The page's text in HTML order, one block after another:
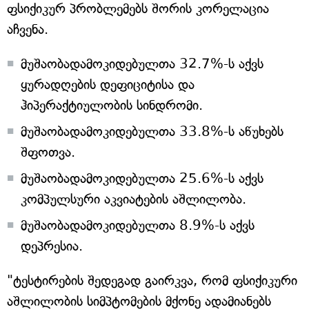
ფსიქიკურ პრობლემებს შორის კორელაცია
აჩვენა.
მუშაობადამოკიდებულთა 32.7%-ს აქვს
ყურადღების დეფიციტისა და
ჰიპერაქტიულობის სინდრომი.
მუშაობადამოკიდებულთა 33.8%-ს აწუხებს
შფოთვა.
მუშაობადამოკიდებულთა 25.6%-ს აქვს
კომპულსური აკვიატების აშლილობა.
მუშაობადამოკიდებულთა 8.9%-ს აქვს
დეპრესია.
"ტესტირების შედეგად გაირკვა, რომ ფსიქიკური
აშლილობის სიმპტომების მქონე ადამიანებს